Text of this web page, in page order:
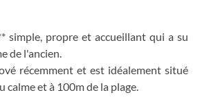
simple, propre et accueillant qui a su
de l'ancien.
récemment et est idéalement situé
calme et à 100m de la plage.